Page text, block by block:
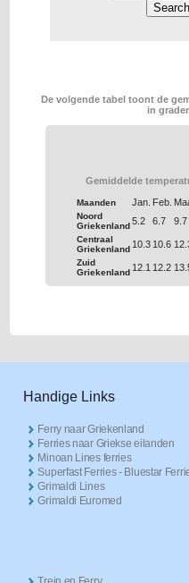
De volgende tabel toont de
in
Gemiddelde
Maanden Jan. Feb.
Noord
Griekenland 5.2 6.7 9.7
Centraal
Griekenland 10.3 10.6
Zuid
Griekenland 12.1 12.2
Handige Links
Ferry naar Griekenland
Ferries naar Griekse eilanden
Minoan Lines ferries
Superfast Ferries - Bluestar
Grimaldi Lines
Grimaldi Euromed